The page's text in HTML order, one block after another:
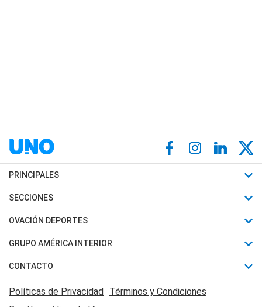
PRINCIPALES
Últimas Noticias
Política
Judiciales
Economia
SECCIONES
Horóscopo
Motores
Trucos caseros
Series y Películas
OVACIÓN DEPORTES
Fútbol
Mundial
Automovilismo
Rugby
GRUPO AMÉRICA INTERIOR
Canal 7 en Vivo
CONTACTO
Acerca de Nosotros
Políticas de Privacidad Términos y Condiciones